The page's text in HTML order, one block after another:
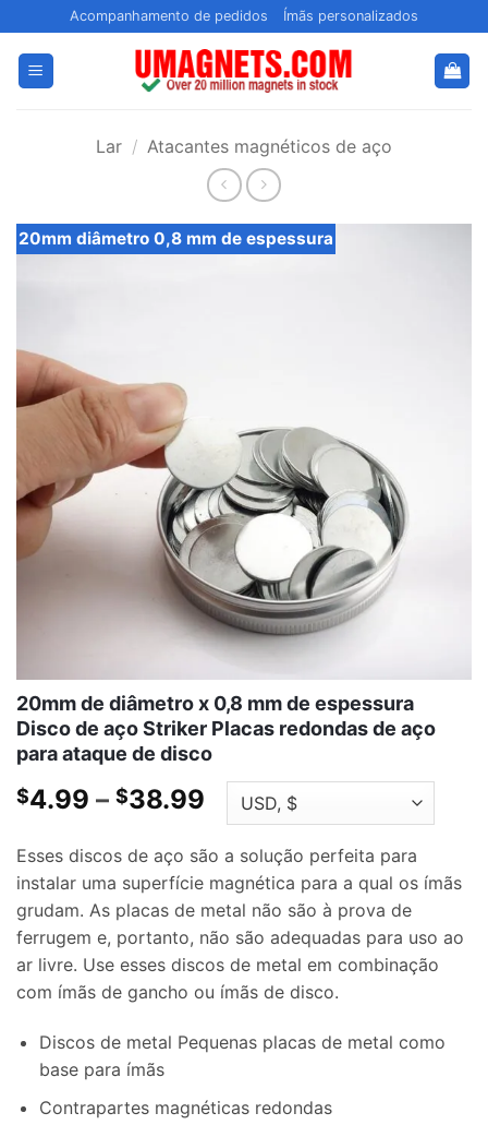
para
conteúdo
Acompanhamento de pedidos Ímãs personalizados
Lar / Atacantes magnéticos de aço
20mm diâmetro 0,8 mm de espessura
20mm de diâmetro x 0,8 mm de espessura
Disco de aço Striker Placas redondas de aço
para ataque de disco
$4.99 – $38.99 Faixa
de
preço:
$4.99
através
$38.99
Esses discos de aço são a solução perfeita para
instalar uma superfície magnética para a qual os ímãs
grudam. As placas de metal não são à prova de
ferrugem e, portanto, não são adequadas para uso ao
ar livre. Use esses discos de metal em combinação
com ímãs de gancho ou ímãs de disco.
Discos de metal Pequenas placas de metal como
base para ímãs
Contrapartes magnéticas redondas